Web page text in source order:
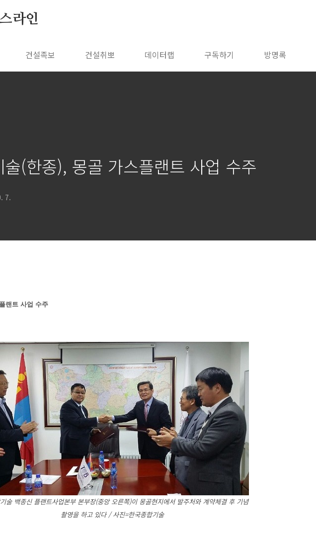
라인
건설족보 건설취뽀 데이터랩 구독하기 방명록
술(한종), 몽골 가스플랜트 사업 수주
7.
랜트 사업 수주
술 백종신 플랜트사업본부 본부장(중앙 오른쪽)이 몽골현지에서 발주처와 계약체결 후 기념
촬영을 하고 있다 / 사진=한국종합기술